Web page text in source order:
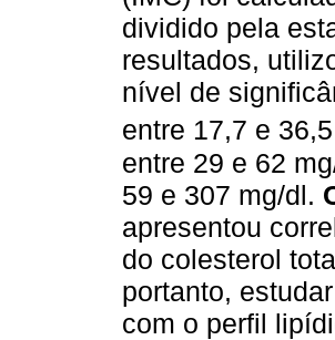
dividido pela
resultados,
nível de
entre 17,7 e
entre 29 e 62
59 e 307 mg/dl.
apresentou
do colesterol
portanto,
com o perfil